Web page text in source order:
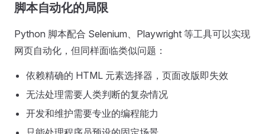
脚本自动化的局限
Python 脚本配合 Selenium、Playwright 等工具可以实现
网页自动化，但同样面临类似问题：
依赖精确的 HTML 元素选择器，页面改版即失效
无法处理需要人类判断的复杂情况
开发和维护需要专业的编程能力